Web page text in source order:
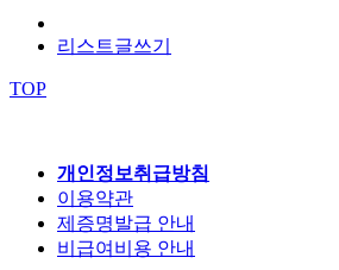
리스트글쓰기
TOP
개인정보취급방침
이용약관
제증명발급 안내
비급여비용 안내